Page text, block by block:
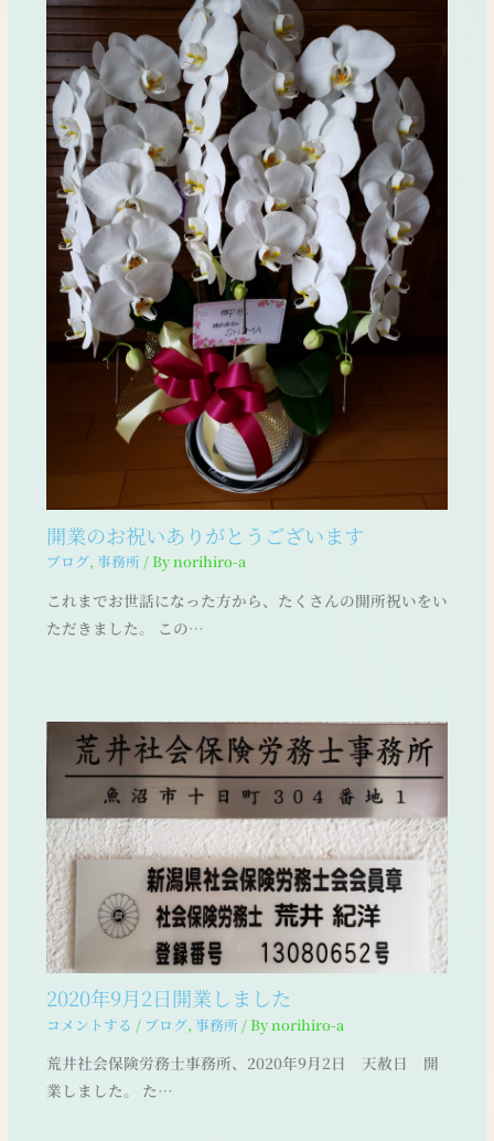
開業のお祝いありがとうございます
ブログ, 事務所 / Bynorihiro-a
これまでお世話になった方から、たくさんの開所祝いをい
ただきました。 この…
2020年9月2日開業しました
コメントする / ブログ, 事務所 / Bynorihiro-a
荒井社会保険労務士事務所、2020年9月2日 天赦日 開
業しました。 た…